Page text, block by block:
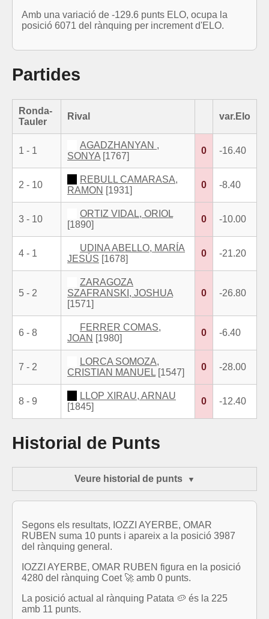
Amb una variació de -129.6 punts ELO, ocupa la
posició 6071 del rànquing per increment d'ELO.
Partides
Ronda-
Tauler
Rival var.Elo
1 - 1
AGADZHANYAN ,
SONYA [1767]
0 -16.40
2 - 10
REBULL CAMARASA,
RAMON [1931]
0 -8.40
3 - 10
ORTIZ VIDAL, ORIOL
[1890]
0 -10.00
4 - 1
UDINA ABELLO, MARÍA
JESÚS [1678]
0 -21.20
5 - 2
ZARAGOZA
SZAFRANSKI, JOSHUA
[1571]
0 -26.80
6 - 8
FERRER COMAS,
JOAN [1980]
0 -6.40
7 - 2
LORCA SOMOZA,
CRISTIAN MANUEL [1547]
0 -28.00
8 - 9
LLOP XIRAU, ARNAU
[1845]
0 -12.40
Historial de Punts
Veure historial de punts
Segons els resultats, IOZZI AYERBE, OMAR
RUBEN suma 10 punts i apareix a la posició 3987
del rànquing general.
IOZZI AYERBE, OMAR RUBEN figura en la posició
4280 del rànquing Coet 🚀 amb 0 punts.
La posició actual al rànquing Patata 🥔 és la 225
amb 11 punts.